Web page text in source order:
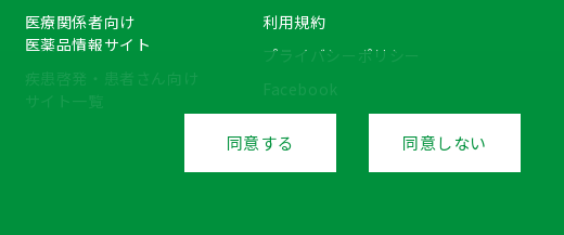
同意する 同意しない
医療関係者向け
医薬品情報サイト
疾患啓発・患者さん向け
サイト一覧
利用規約
プライバシーポリシー
Facebook